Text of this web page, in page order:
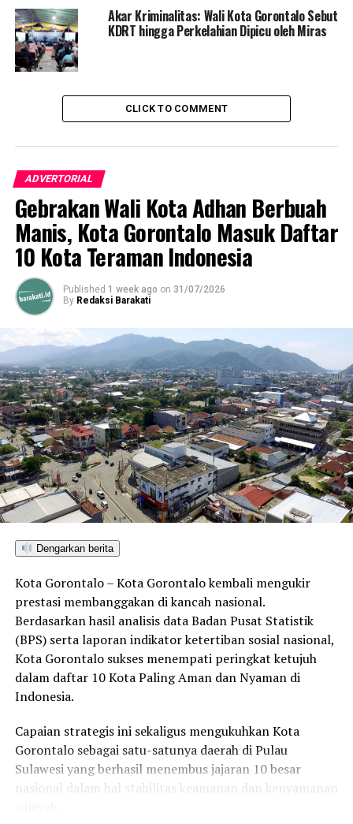
UP NEXT
Menteri Kelautan dan Perikanan Berkunjung Pekan
Depan, Indra Yasin Tinjau Tambak di Kwandang
DON'T MISS
Akar Kriminalitas: Wali Kota Gorontalo Sebut
KDRT hingga Perkelahian Dipicu oleh Miras
CLICK TO COMMENT
ADVERTORIAL
Gebrakan Wali Kota Adhan Berbuah
Manis, Kota Gorontalo Masuk Daftar
10 Kota Teraman Indonesia
Published 1 week ago on 31/07/2026
By Redaksi Barakati
Dengarkan berita
Kota Gorontalo – Kota Gorontalo kembali mengukir
prestasi membanggakan di kancah nasional.
Berdasarkan hasil analisis data Badan Pusat Statistik
(BPS) serta laporan indikator ketertiban sosial nasional,
Kota Gorontalo sukses menempati peringkat ketujuh
dalam daftar 10 Kota Paling Aman dan Nyaman di
Indonesia.
Capaian strategis ini sekaligus mengukuhkan Kota
Gorontalo sebagai satu-satunya daerah di Pulau
Sulawesi yang berhasil menembus jajaran 10 besar
nasional dalam hal stabilitas keamanan dan kenyamanan